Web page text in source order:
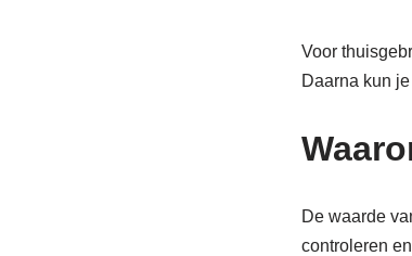
Voor
Daarna kun
De waarde
controleren